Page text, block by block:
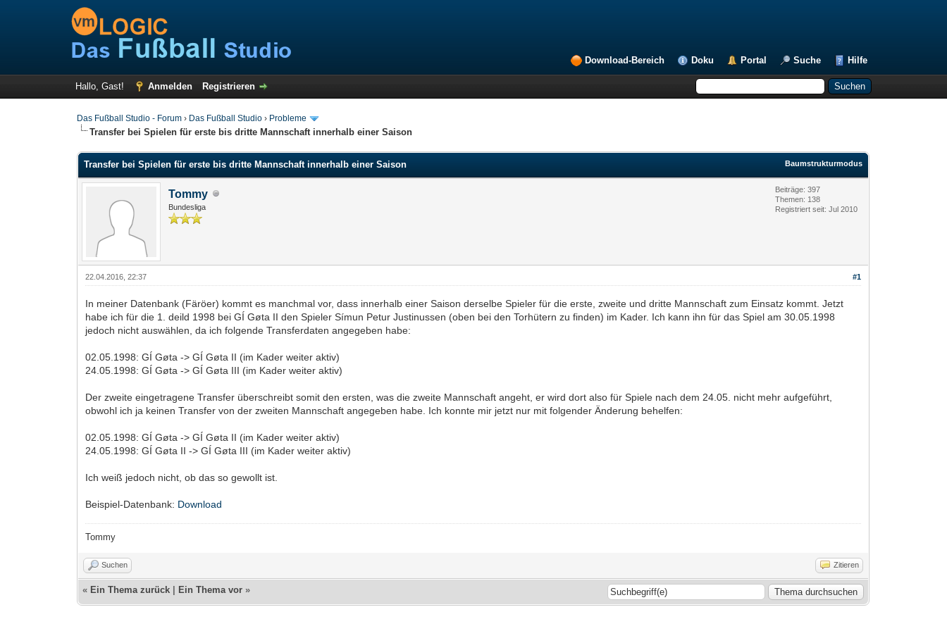
Download-Bereich Doku Portal Suche Hilfe
Hallo, Gast! Anmelden Registrieren
Das Fußball Studio - Forum › Das Fußball Studio › Probleme
Transfer bei Spielen für erste bis dritte Mannschaft innerhalb einer Saison
Baumstrukturmodus
Transfer bei Spielen für erste bis dritte Mannschaft innerhalb einer Saison
Tommy
Bundesliga
Beiträge: 397
Themen: 138
Registriert seit: Jul 2010
#1
22.04.2016, 22:37
In meiner Datenbank (Färöer) kommt es manchmal vor, dass innerhalb einer Saison derselbe Spieler für die erste, zweite und dritte Mannschaft zum Einsatz kommt. Jetzt
habe ich für die 1. deild 1998 bei GÍ Gøta II den Spieler Símun Petur Justinussen (oben bei den Torhütern zu finden) im Kader. Ich kann ihn für das Spiel am 30.05.1998
jedoch nicht auswählen, da ich folgende Transferdaten angegeben habe:
02.05.1998: GÍ Gøta -> GÍ Gøta II (im Kader weiter aktiv)
24.05.1998: GÍ Gøta -> GÍ Gøta III (im Kader weiter aktiv)
Der zweite eingetragene Transfer überschreibt somit den ersten, was die zweite Mannschaft angeht, er wird dort also für Spiele nach dem 24.05. nicht mehr aufgeführt,
obwohl ich ja keinen Transfer von der zweiten Mannschaft angegeben habe. Ich konnte mir jetzt nur mit folgender Änderung behelfen:
02.05.1998: GÍ Gøta -> GÍ Gøta II (im Kader weiter aktiv)
24.05.1998: GÍ Gøta II -> GÍ Gøta III (im Kader weiter aktiv)
Ich weiß jedoch nicht, ob das so gewollt ist.
Beispiel-Datenbank: Download
Tommy
Suchen Zitieren
« Ein Thema zurück Ein Thema vor »